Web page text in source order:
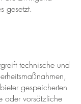
gesetzt.
technische und
gespeicherten
oder vorsätzliche